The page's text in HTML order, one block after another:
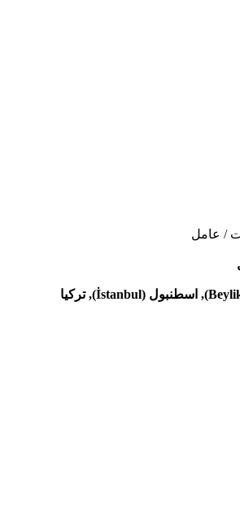
/ عامل
بيليكدوزو (Beylikdüzü), اسطنبول (İstanbul), تركيا